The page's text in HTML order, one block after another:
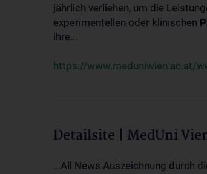
jährlich verliehen, um die
experimentellen oder klinischen
ihre...
https://www.meduniwien.ac.at/
Detailsite | MedUni
...All News Auszeichnung durch